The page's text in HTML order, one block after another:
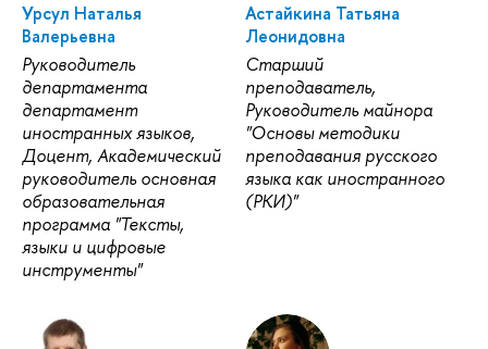
Урсул Наталья
Валерьевна
Руководитель
департамента
департамент
иностранных языков,
Доцент, Академический
руководитель основная
образовательная
программа "Тексты,
языки и цифровые
инструменты"
Астайкина Татьяна
Леонидовна
Старший
преподаватель,
Руководитель майнора
"Основы методики
преподавания русского
языка как иностранного
(РКИ)"